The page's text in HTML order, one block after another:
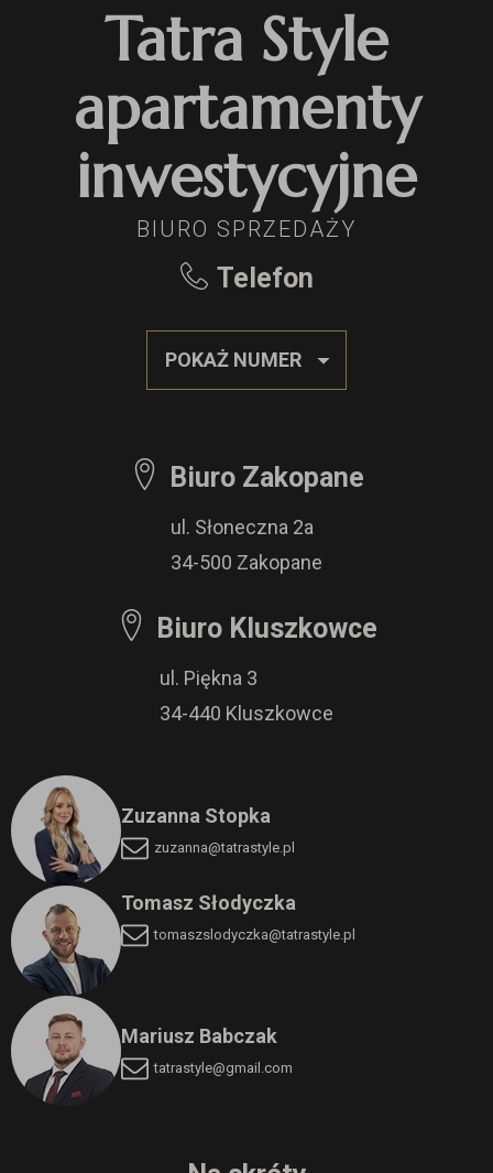
Tatra Style
apartamenty
inwestycyjne
BIURO SPRZEDAŻY
Telefon
POKAŻ NUMER
Biuro Zakopane
ul. Słoneczna 2a
34-500 Zakopane
Biuro Kluszkowce
ul. Piękna 3
34-440 Kluszkowce
Zuzanna Stopka
zuzanna@tatrastyle.pl
Tomasz Słodyczka
tomaszslodyczka@tatrastyle.pl
Mariusz Babczak
tatrastyle@gmail.com